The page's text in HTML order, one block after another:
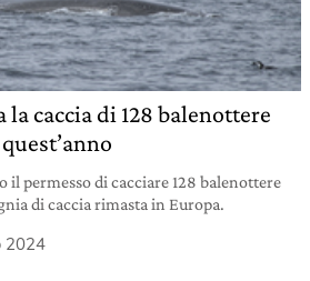
la caccia di 128 balenottere
il permesso di cacciare 128 balenottere
di caccia rimasta in Europa.
2024